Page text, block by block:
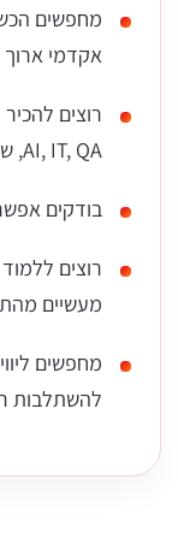
מחפשים
אקדמי ארוך
רוצים
AI, IT, QA, שיווק דיגיטלי או עיצוב
בודקים
רוצים
מעשיים
מחפשים
להשתלבות